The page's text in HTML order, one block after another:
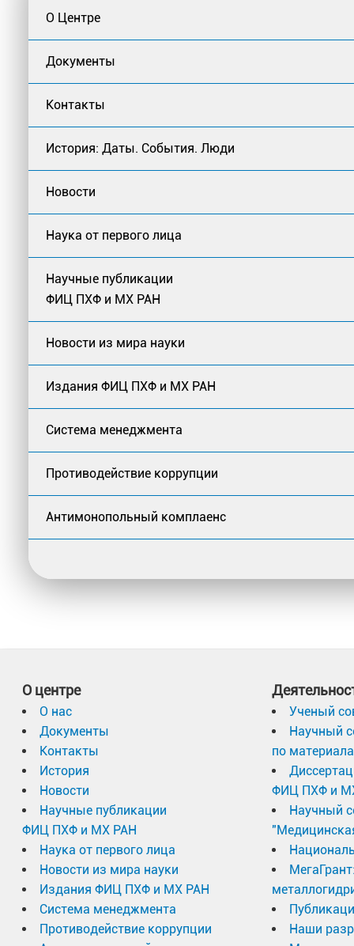
О Центре
Документы
Контакты
История: Даты. События. Люди
Новости
Наука от первого лица
Научные публикации
ФИЦ ПХФ и МХ РАН
Новости из мира науки
Издания ФИЦ ПХФ и МХ РАН
Система менеджмента
Противодействие коррупции
Антимонопольный комплаенс
О центре
О нас
Документы
Контакты
История
Новости
Научные публикации
ФИЦ ПХФ и МХ РАН
Наука от первого лица
Новости из мира науки
Издания ФИЦ ПХФ и МХ РАН
Система менеджмента
Противодействие коррупции
Ученый
Научный
по
ФИЦ ПХФ и
Научный
Наши